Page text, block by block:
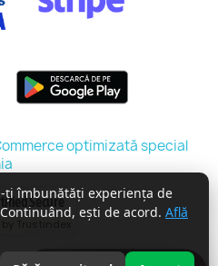
ți îmbunătăți experiența de
ești de acord. Află
optimizată special
Secure